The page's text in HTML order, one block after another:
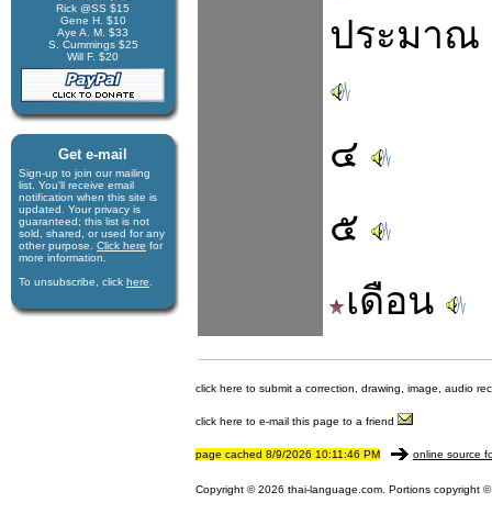
Rick @SS $15
Gene H. $10
Aye A. M. $33
S. Cummings $25
Will F. $20
Get e-mail
Sign-up to join our mail­ing
list. You'll receive e­mail
notification when this site is
updated. Your privacy is
guaran­teed; this list is not
sold, shared, or used for any
other purpose. Click here for
more infor­mation.
To unsubscribe, click here
ประมาณ
๔
๕
เดือน
click here to submit a correction, drawing, image, audio
click here to e-mail this page to a friend
page cached 8/9/2026 10:11:46 PM online source
Copyright © 2026 thai-language.com. Portions copyright